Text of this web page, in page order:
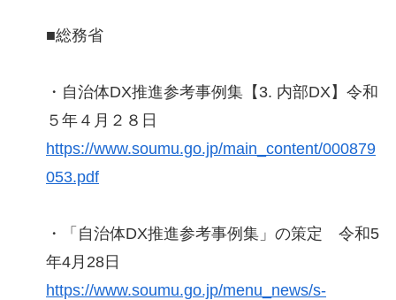
■総務省
・⾃治体DX推進参考事例集【3. 内部DX】令和
５年４⽉２８⽇
https://www.soumu.go.jp/main_content/000879
053.pdf
・「自治体DX推進参考事例集」の策定 令和5
年4月28日
https://www.soumu.go.jp/menu_news/s-